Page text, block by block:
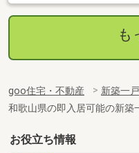
も
goo住宅・不動産 新築一
和歌山県の即入居可能の新築
お役立ち情報